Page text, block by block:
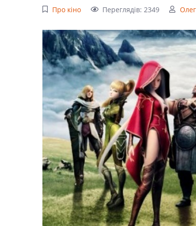
Про кіно Переглядів: 2349